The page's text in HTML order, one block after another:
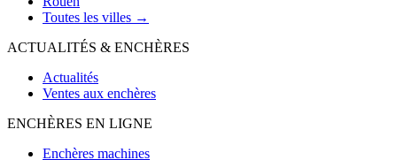
Toutes les villes →
ACTUALITÉS & ENCHÈRES
Actualités
Ventes aux enchères
ENCHÈRES EN LIGNE
Enchères machines